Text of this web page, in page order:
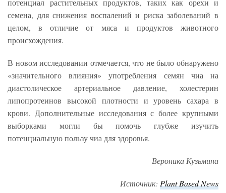
потенциал растительных продуктов, таких как орехи и
семена, для снижения воспалений и риска заболеваний в
целом, в отличие от мяса и продуктов животного
происхождения.
В новом исследовании отмечается, что не было обнаружено
«значительного влияния» употребления семян чиа на
диастолическое артериальное давление, холестерин
липопротеинов высокой плотности и уровень сахара в
крови. Дополнительные исследования с более крупными
выборками могли бы помочь глубже изучить
потенциальную пользу чиа для здоровья.
Вероника Кузьмина
Источник: PlantBasedNews